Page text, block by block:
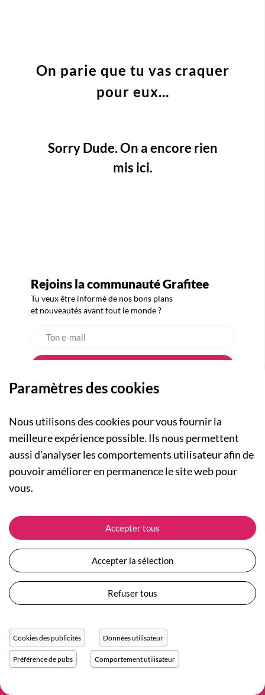
On parie que tu vas craquer
pour eux...
Sorry Dude. On a encore rien
mis ici.
Rejoins la communauté Grafitee
Tu veux être informé de nos bons plans
et nouveautés avant tout le monde ?
A PROPOS
Qui sommes-nous ?
Actualités
Nos engagements
Plan du site
Devenir revendeur
NOS RUBRIQUES
Collection Femme
Collection Enfants
Les Totebags
Nos différents thèmes
ASSISTANCE
Suivre ma commande
Expédition et livraison
Retour et remboursement
Moyens de paiement
Questions / Réponses
Conditions générales de vente
Protection des données personnelles
Réglage des cookies
Paramètres des cookies
Nous utilisons des cookies pour vous fournir la
meilleure expérience possible. Ils nous permettent
aussi d'analyser les comportements utilisateur afin de
pouvoir améliorer en permanence le site web pour
vous.
Accepter tous
Accepter la sélection
Refuser tous
Cookies des publicités Données utilisateur
Préférence de pubs Comportement utilisateur